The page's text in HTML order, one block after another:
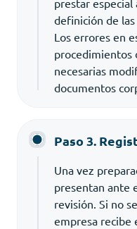
definición de
Los errores en
procedimientos
necesarias
documentos
Paso 3.
Una vez
presentan ante
revisión. Si no
empresa recibe